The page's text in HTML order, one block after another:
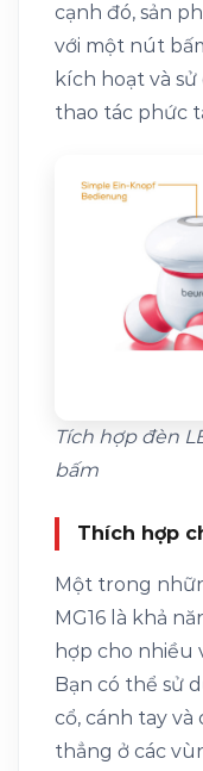
cạnh đó, sản
với một nút
kích hoạt và
thao tác phức
Tích hợp đèn
bấm
Thích hợp
Một trong
MG16 là khả
hợp cho nhiều
Bạn có thể sử
cổ, cánh tay và
thẳng ở các